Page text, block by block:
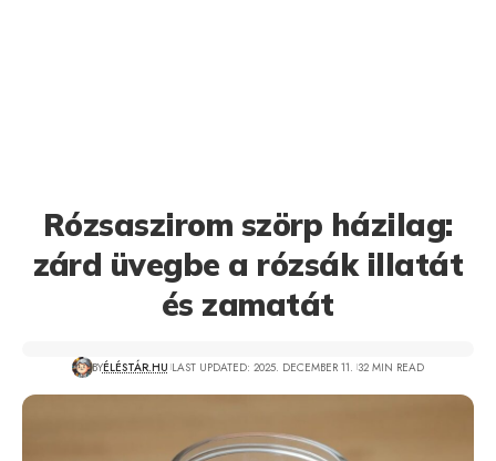
Rózsaszirom szörp házilag:
zárd üvegbe a rózsák illatát
és zamatát
BYÉLÉSTÁR.HU LAST UPDATED: 2025. DECEMBER 11. 32 MIN READ